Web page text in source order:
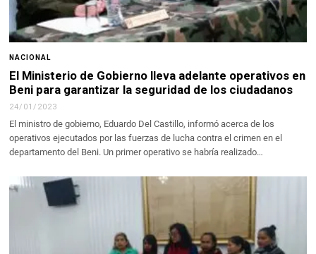
NACIONAL
El Ministerio de Gobierno lleva adelante operativos en
Beni para garantizar la seguridad de los ciudadanos
24/01/2023
El ministro de gobierno, Eduardo Del Castillo, informó acerca de los
operativos ejecutados por las fuerzas de lucha contra el crimen en el
departamento del Beni. Un primer operativo se habría realizado…